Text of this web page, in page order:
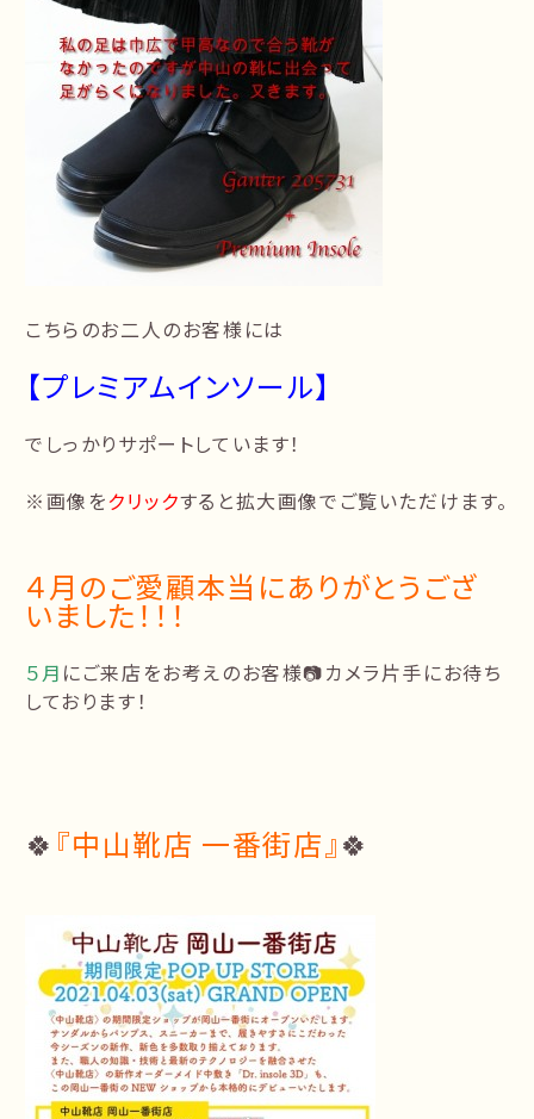
こちらのお二人のお客様には
【プレミアムインソール】
でしっかりサポートしています！
※画像をクリックすると拡大画像でご覧いただけます。
４月のご愛顧本当にありがとうござ
いました！！！
５月 にご来店をお考えのお客様📷カメラ片手にお待ち
しております！
🍀 『中山靴店 一番街店』🍀